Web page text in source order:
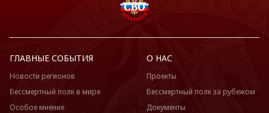
ГЛАВНЫЕ СОБЫТИЯ
Новости регионов
Бессмертный полк в мире
Особое мнение
О НАС
Проекты
Бессмертный полк за рубежом
Документы